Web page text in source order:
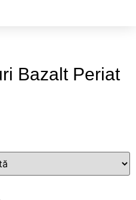
Bazalt Periat